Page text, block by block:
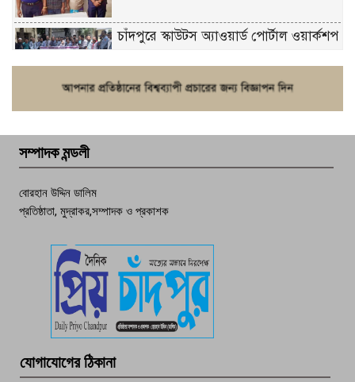
চাঁদপুরে স্কাউটস অ্যাওয়ার্ড পোর্টাল ওয়ার্কশপ
পচা দুর্গন্ধে ৯৯৯-এ ফোন, ফরিদগঞ্জে
তরুণের অর্ধগলিত লাশ উদ্ধার
বেঁচে নেই, বিভিন্ন সংগঠনের শোক
সম্পাদক মন্ডলী
বোরহান উদ্দিন ডালিম
প্রতিষ্ঠাতা, মুদ্রাকর,সম্পাদক ও প্রকাশক
যোগাযোগের ঠিকানা